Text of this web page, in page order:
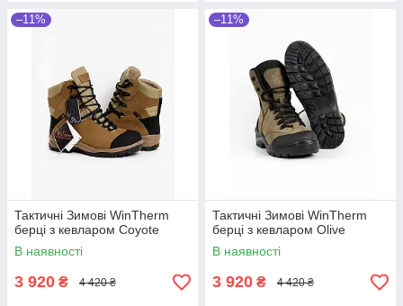
–11%
Тактичні Зимові WinTherm
берці з кевларом Coyote
В наявності
3 920 ₴ 4 420 ₴
–11%
Тактичні Зимові WinTherm
берці з кевларом Olive
В наявності
3 920 ₴ 4 420 ₴